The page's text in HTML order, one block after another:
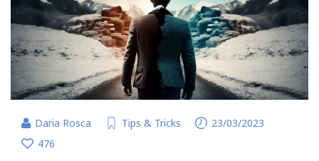
Daria Rosca Tips & Tricks
23/03/2023
476